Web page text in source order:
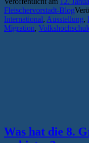
Fleischervorstadt-Blog
International, Ausstellung,
Migration,
Was hat die 8.